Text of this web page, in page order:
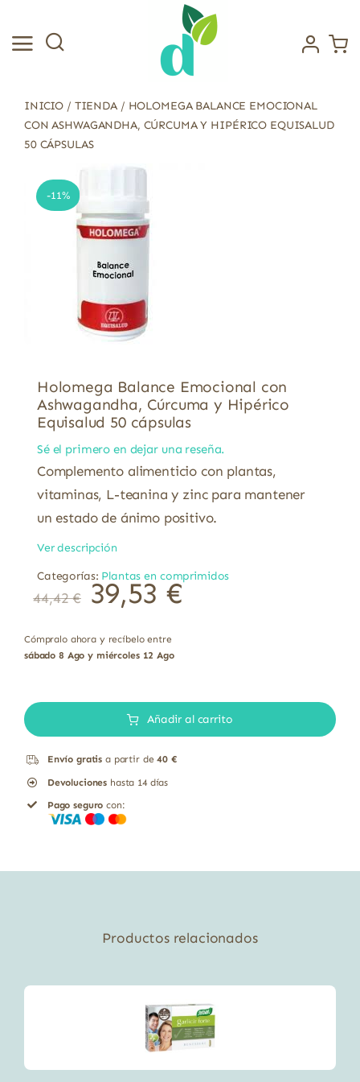
contenido
INICIO / TIENDA/ HOLOMEGA BALANCE EMOCIONAL
CON ASHWAGANDHA, CÚRCUMA Y HIPÉRICO EQUISALUD
50 CÁPSULAS
-11%
Holomega Balance Emocional con
Ashwagandha, Cúrcuma y Hipérico
Equisalud 50 cápsulas
Sé el primero en dejar una reseña.
Complemento alimenticio con plantas,
vitaminas, L-teanina y zinc para mantener
un estado de ánimo positivo.
Ver descripción
Categorías: Plantas en comprimidos
44,42€ 39,53 €
Cómpralo ahora y recíbelo entre
sábado 8 Ago y miércoles 12 Ago
Balance
cápsulas
Añadir al carrito
Envío gratis a partir de40 €
Devoluciones hasta 14 días
Pago seguro con:
Productos relacionados